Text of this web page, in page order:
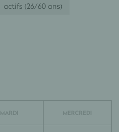
actifs (26/60 ans)
MARDI MERCREDI